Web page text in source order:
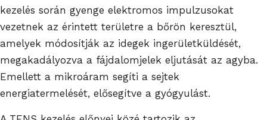
kezelés során gyenge elektromos impulzusokat
vezetnek az érintett területre a bőrön keresztül,
amelyek módosítják az idegek ingerületküldését,
megakadályozva a fájdalomjelek eljutását az agyba.
Emellett a mikroáram segíti a sejtek
energiatermelését, elősegítve a gyógyulást.